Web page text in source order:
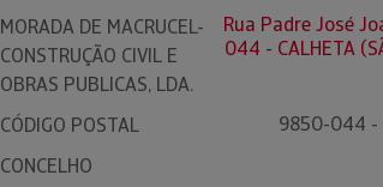
MORADA DE MACRUCEL-
CONSTRUÇÃO CIVIL E
OBRAS PUBLICAS, LDA.
Rua Padre José
044 - CALHETA
CÓDIGO POSTAL
9850-044 -
CONCELHO